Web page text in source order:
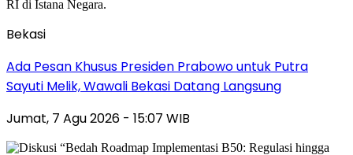
Bekasi
Ada Pesan Khusus Presiden Prabowo untuk Putra
Sayuti Melik, Wawali Bekasi Datang Langsung
Jumat, 7 Agu 2026 - 15:07 WIB